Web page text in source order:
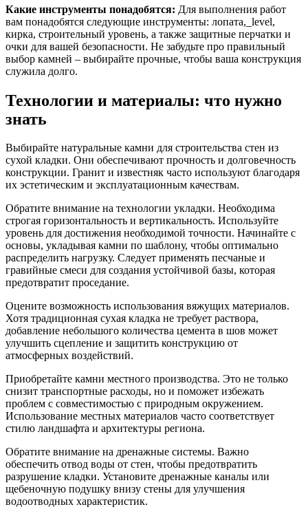
Какие инструменты понадобятся: Для выполнения работ
вам понадобятся следующие инструменты: лопата,_level,
кирка, строительный уровень, а также защитные перчатки и
очки для вашей безопасности. Не забудьте про правильный
выбор камней – выбирайте прочные, чтобы ваша конструкция
служила долго.
Технологии и материалы: что нужно
знать
Выбирайте натуральные камни для строительства стен из
сухой кладки. Они обеспечивают прочность и долговечность
конструкции. Гранит и известняк часто используют благодаря
их эстетическим и эксплуатационным качествам.
Обратите внимание на технологии укладки. Необходима
строгая горизонтальность и вертикальность. Используйте
уровень для достижения необходимой точности. Начинайте с
основы, укладывая камни по шаблону, чтобы оптимально
распределить нагрузку. Следует применять песчаные и
гравийные смеси для создания устойчивой базы, которая
предотвратит проседание.
Оцените возможность использования вяжущих материалов.
Хотя традиционная сухая кладка не требует раствора,
добавление небольшого количества цемента в шов может
улучшить сцепление и защитить конструкцию от
атмосферных воздействий.
Приобретайте камни местного производства. Это не только
снизит транспортные расходы, но и поможет избежать
проблем с совместимостью с природным окружением.
Использование местных материалов часто соответствует
стилю ландшафта и архитектуры региона.
Обратите внимание на дренажные системы. Важно
обеспечить отвод воды от стен, чтобы предотвратить
разрушение кладки. Установите дренажные каналы или
щебеночную подушку внизу стены для улучшения
водоотводных характеристик.